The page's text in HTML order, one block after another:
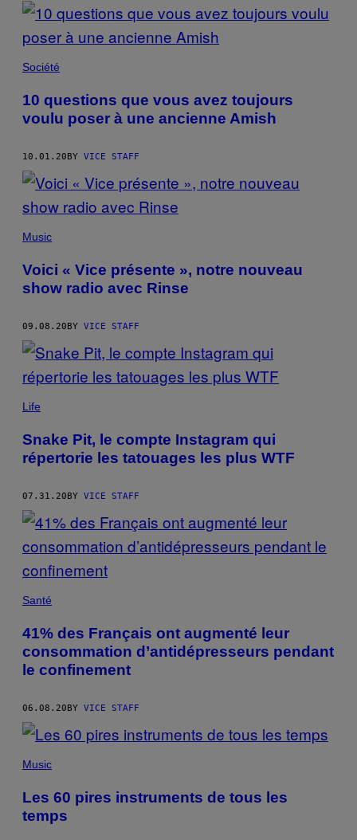
POSTS
BY
THIS
AUTHOR
Société
10 questions que vous avez toujours
voulu poser à une ancienne Amish
10.01.20BY VICE STAFF
Music
Voici « Vice présente », notre nouveau
show radio avec Rinse
09.08.20BY VICE STAFF
Life
Snake Pit, le compte Instagram qui
répertorie les tatouages les plus WTF
07.31.20BY VICE STAFF
Santé
41% des Français ont augmenté leur
consommation d’antidépresseurs pendant
le confinement
06.08.20BY VICE STAFF
Music
Les 60 pires instruments de tous les
temps